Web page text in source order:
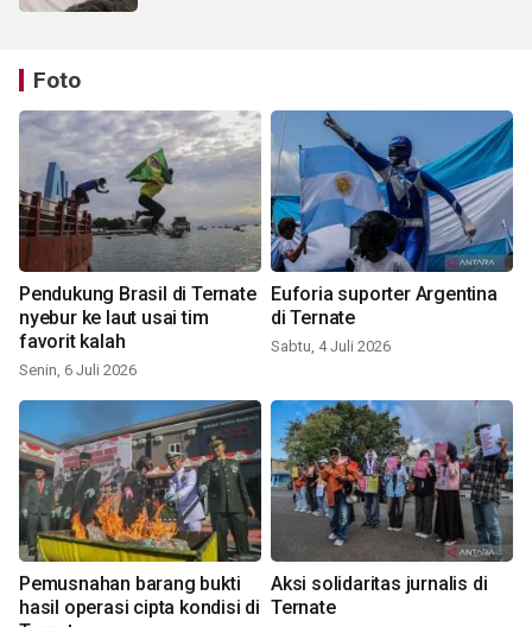
Foto
Pendukung Brasil di Ternate
nyebur ke laut usai tim
favorit kalah
Senin, 6 Juli 2026
Euforia suporter Argentina
di Ternate
Sabtu, 4 Juli 2026
Pemusnahan barang bukti
hasil operasi cipta kondisi di
Aksi solidaritas jurnalis di
Ternate